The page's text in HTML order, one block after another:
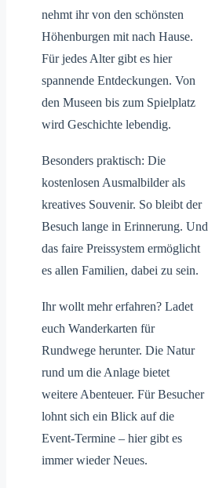
nehmt ihr von den schönsten
Höhenburgen mit nach Hause.
Für jedes Alter gibt es hier
spannende Entdeckungen. Von
den Museen bis zum Spielplatz
wird Geschichte lebendig.
Besonders praktisch: Die
kostenlosen Ausmalbilder als
kreatives Souvenir. So bleibt der
Besuch lange in Erinnerung. Und
das faire Preissystem ermöglicht
es allen Familien, dabei zu sein.
Ihr wollt mehr erfahren? Ladet
euch Wanderkarten für
Rundwege herunter. Die Natur
rund um die Anlage bietet
weitere Abenteuer. Für Besucher
lohnt sich ein Blick auf die
Event-Termine – hier gibt es
immer wieder Neues.